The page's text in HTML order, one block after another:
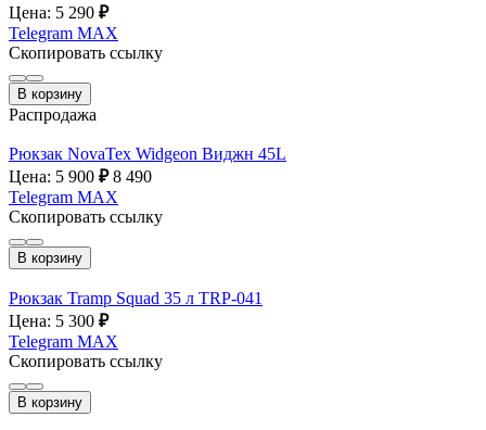
Цена: 5 290 ₽
Telegram MAX
Скопировать ссылку
В корзину
Распродажа
Рюкзак NovaTex Widgeon Виджн 45L
Цена: 5 900 ₽ 8 490
Telegram MAX
Скопировать ссылку
В корзину
Рюкзак Tramp Squad 35 л TRP-041
Цена: 5 300 ₽
Telegram MAX
Скопировать ссылку
В корзину